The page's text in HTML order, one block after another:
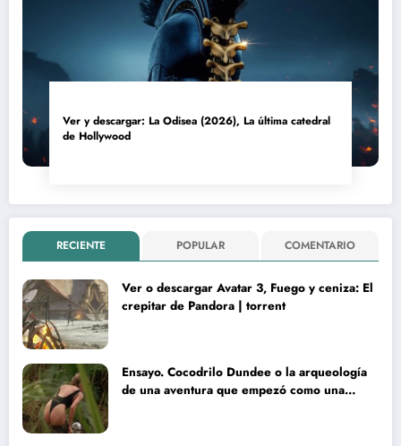
Ver y descargar: La Odisea (2026), La última catedral
de Hollywood
RECIENTE POPULAR COMENTARIO
Ver o descargar Avatar 3, Fuego y ceniza: El
crepitar de Pandora | torrent
Ensayo. Cocodrilo Dundee o la arqueología
de una aventura que empezó como una